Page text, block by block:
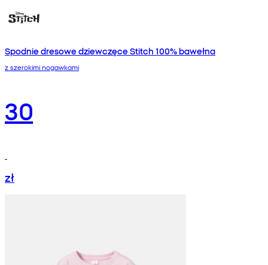
Spodnie dresowe dziewczęce Stitch 100% bawełna
z szerokimi nogawkami
30
zł